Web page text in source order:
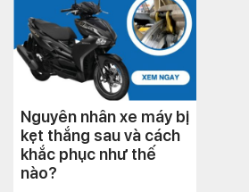
Nguyên nhân xe máy bị
kẹt thắng sau và cách
khắc phục như thế
nào?